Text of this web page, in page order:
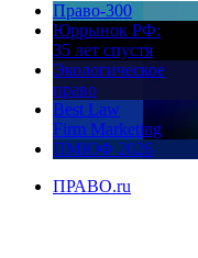
Право-300
Юррынок РФ:
35 лет спустя
Экологическое
право
Best Law
Firm Marketing
ПМЮФ 2026
ПРАВО.ru